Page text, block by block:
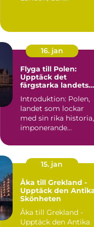
16. jan
Flyga till Polen:
Upptäck det
färgstarka landets
Introduktion: Polen,
landet som lockar
med sin rika historia,
imponerande
natursköna ...
15. jan
Åka till Grekland -
Upptäck den
Skönheten
Åka till Grekland -
Upptäck den Antika